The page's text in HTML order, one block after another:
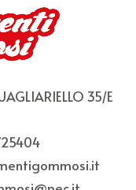
35/E